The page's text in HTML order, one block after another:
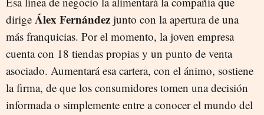
dirige Álex Fernández junto con la apertura de una
más franquicias. Por el momento, la joven empresa
cuenta con 18 tiendas propias y un punto de venta
asociado. Aumentará esa cartera, con el ánimo, sostiene
la firma, de que los consumidores tomen una decisión
informada o simplemente entre a conocer el mundo del